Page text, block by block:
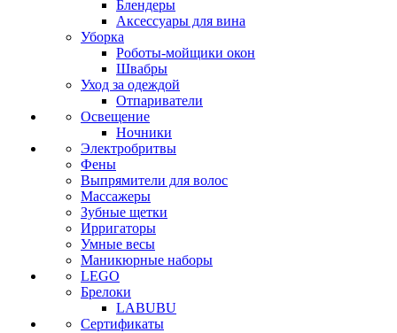
Блендеры
Аксессуары для вина
Уборка
Роботы-мойщики окон
Швабры
Уход за одеждой
Отпариватели
Освещение
Ночники
Электробритвы
Фены
Выпрямители для волос
Массажеры
Зубные щетки
Ирригаторы
Умные весы
Маникюрные наборы
LEGO
Брелоки
LABUBU
Сертификаты